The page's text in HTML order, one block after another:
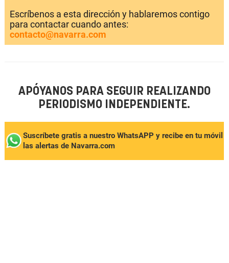
Escríbenos a esta dirección y hablaremos contigo
para contactar cuando antes:
contacto@navarra.com
APÓYANOS PARA SEGUIR REALIZANDO
PERIODISMO INDEPENDIENTE.
Suscríbete gratis a nuestro WhatsAPP y recibe en tu móvil
las alertas de Navarra.com